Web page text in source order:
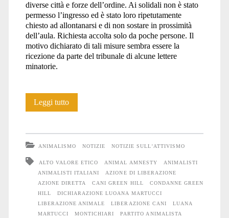
diverse città e forze dell’ordine. Ai solidali non è stato
permesso l’ingresso ed è stato loro ripetutamente
chiesto ad allontanarsi e di non sostare in prossimità
dell’aula. Richiesta accolta solo da poche persone. Il
motivo dichiarato di tali misure sembra essere la
ricezione da parte del tribunale di alcune lettere
minatorie.
Leggi tuttoProcesso
dell’udienza
della
sentenza
ANIMALISMO NOTIZIE NOTIZIE SULL'ATTIVISMO
ALTO VALORE ETICO ANIMAL AMNESTY
ANIMALISTI
ANIMALISTI ITALIANI
AZIONE DI LIBERAZIONE
AZIONE DIRETTA
CANI GREEN HILL
CONDANNE GREEN
HILL
DICHIARAZIONE LUOANA MARTUCCI
LIBERAZIONE ANIMALE
LIBERAZIONE CANI
LUANA
MARTUCCI
MONTICHIARI
PARTITO ANIMALISTA